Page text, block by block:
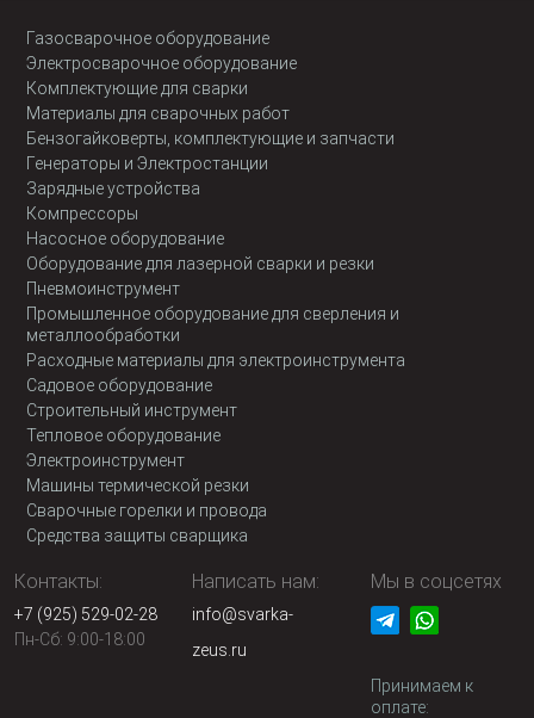
Газосварочное оборудование
Электросварочное оборудование
Комплектующие для сварки
Материалы для сварочных работ
Бензогайковерты, комплектующие и запчасти
Генераторы и Электростанции
Зарядные устройства
Компрессоры
Насосное оборудование
Оборудование для лазерной сварки и резки
Пневмоинструмент
Промышленное оборудование для сверления и
металлообработки
Расходные материалы для электроинструмента
Садовое оборудование
Строительный инструмент
Тепловое оборудование
Электроинструмент
Машины термической резки
Сварочные горелки и провода
Средства защиты сварщика
Контакты:
+7 (925) 529-02-28
Пн-Сб: 9:00-18:00
Написать нам:
info@svarka-
zeus.ru
Мы в соцсетях
Принимаем к
оплате: